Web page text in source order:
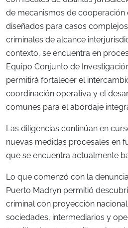
de mecanismos de cooperación
diseñados para casos
criminales de alcance
contexto, se encuentra en
Equipo Conjunto de
permitirá fortalecer el
coordinación operativa y el
comunes para el abordaje
Las diligencias continúan en
nuevas medidas procesales en
que se encuentra actualmente
Lo que comenzó con la
Puerto Madryn permitió
criminal con proyección
sociedades, intermediarios y